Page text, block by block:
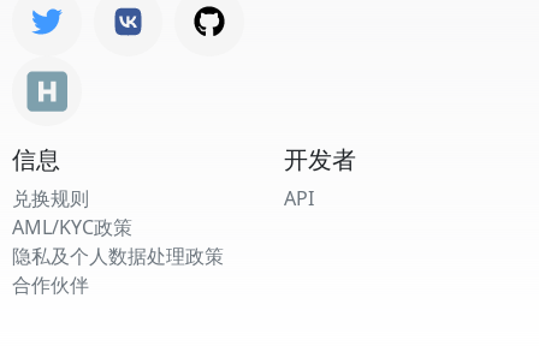
信息
兑换规则
AML/KYC政策
隐私及个人数据处理政策
合作伙伴
开发者
API